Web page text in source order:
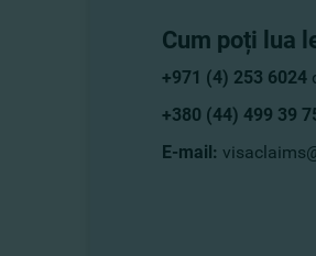
Cum poți lua
+971 (4) 253 6024
+380 (44) 499 39
E-mail: